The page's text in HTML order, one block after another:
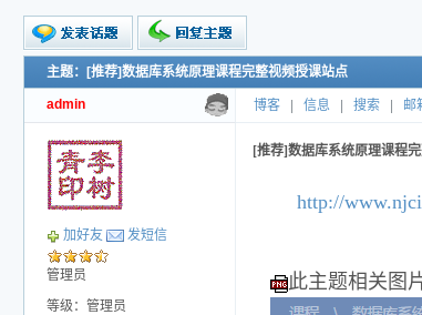
新的主题
投票帖
交易帖
小字报
主题：[推荐]数据库系统原理课程完整视频授课站点
admin 博客 信息 搜索 邮
加好友 发短信
管理员
等级：管理员
[推荐]数据库系统原理课程
http://
此主题相关图